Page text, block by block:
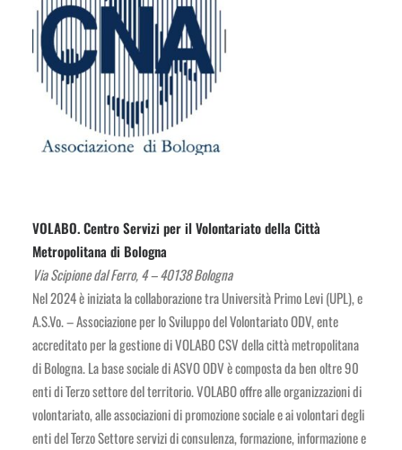
VOLABO. Centro Servizi per il Volontariato della Città
Metropolitana di Bologna
Via Scipione dal Ferro, 4 – 40138 Bologna
Nel 2024 è iniziata la collaborazione tra Università Primo Levi (UPL), e
A.S.Vo. – Associazione per lo Sviluppo del Volontariato ODV, ente
accreditato per la gestione di VOLABO CSV della città metropolitana
di Bologna. La base sociale di ASVO ODV è composta da ben oltre 90
enti di Terzo settore del territorio. VOLABO offre alle organizzazioni di
volontariato, alle associazioni di promozione sociale e ai volontari degli
enti del Terzo Settore servizi di consulenza, formazione, informazione e